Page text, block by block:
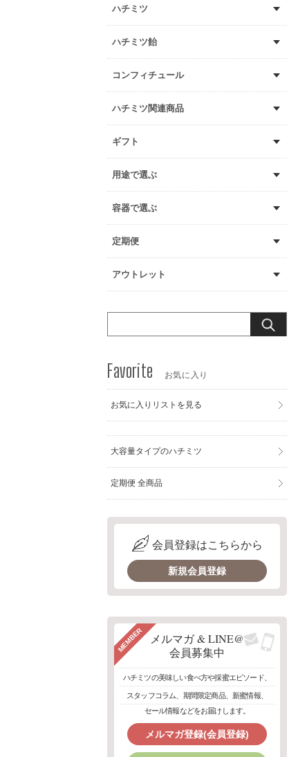
ハチミツ
ハチミツ飴
コンフィチュール
ハチミツ関連商品
ギフト
用途で選ぶ
容器で選ぶ
定期便
アウトレット
お気に入り
お気に入りリストを見る
大容量タイプのハチミツ
定期便 全商品
会員登録はこちらから
新規会員登録
MEMBER
メルマガ & LINE@
会員募集中
ハチミツの美味しい食べ方や採蜜エピソード、
スタッフコラム、期間限定商品、新蜜情報、
セール情報などをお届けします。
メルマガ登録(会員登録)